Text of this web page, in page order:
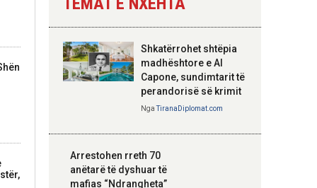
Hoxha takim me
zyrtarë të lartë të
DASH: Angazhim i
përbashkët për
strategjik
Shkatërrohet shtëpia
madhështore e Al
Capone, sundimtarit të
perandorisë së krimit
NgaTiranaDiplomat.com
Arrestohen rreth 70
anëtarë të dyshuar të
mafias “Ndrangheta”